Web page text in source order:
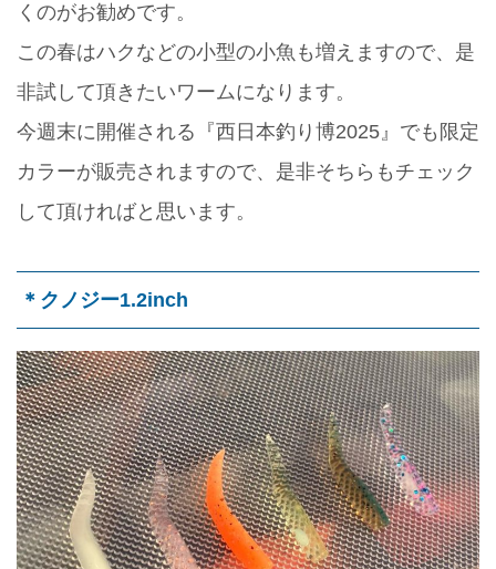
くのがお勧めです。
この春はハクなどの小型の小魚も増えますので、是
非試して頂きたいワームになります。
今週末に開催される『西日本釣り博2025』でも限定
カラーが販売されますので、是非そちらもチェック
して頂ければと思います。
＊クノジー1.2inch